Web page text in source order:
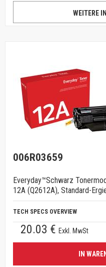
WEITERE
006R03659
Everyday™Schwarz
12A (Q2612A), Standard-
TECH SPECS OVERVIEW
20.03 € Exkl. MwSt
IN